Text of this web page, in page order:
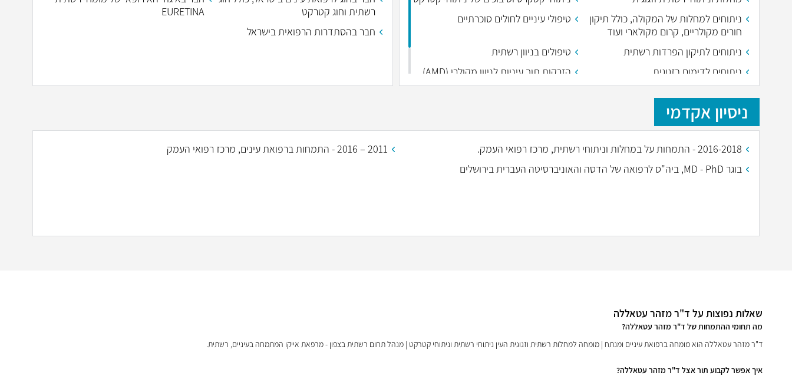
ניתוחים למחלות של המקולה, כולל תיקון
חורים מקולריים, קרום מקולארי ועוד
טיפולי עיניים לחולים סוכרתיים
ניתוחים לתיקון הפרדות רשתית
טיפולים בניוון רשתית
ניתוחים לדימום בזגוגית
הזרקות תוך עיניות לניוון מקולרי (AMD)
לסכרת ולחסימות ורידיות ברשתית
רשתית וחוג קטרקט
EURETINA
חבר בהסתדרות הרפואית בישראל
ניסיון אקדמי
2016-2018 - התמחות על במחלות וניתוחי רשתית, מרכז רפואי העמק.
2011 – 2016 - התמחות ברפואת עינים, מרכז רפואי העמק
בוגר MD - PhD, ביה"ס לרפואה של הדסה והאוניברסיטה העברית בירושלים
שאלות נפוצות על ד"ר מזהר עטאללה
מה תחומי ההתמחות של ד"ר מזהר עטאללה?
ד"ר מזהר עטאללה הוא מומחה ברפואת עיניים ומנתח | מומחה למחלות רשתית וזגוגית העין ניתוחי רשתית וניתוחי קטרקט | מנהל תחום רשתית בצפון - מרפאת אייקו המתמחה בעיניים, רשתית.
איך אפשר לקבוע תור אצל ד"ר מזהר עטאללה?